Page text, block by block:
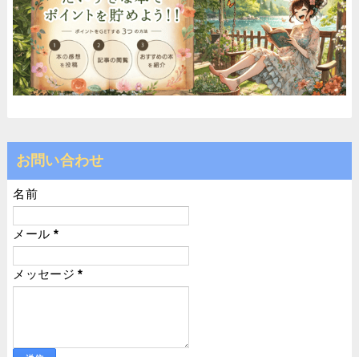
お問い合わせ
名前
メール *
メッセージ*